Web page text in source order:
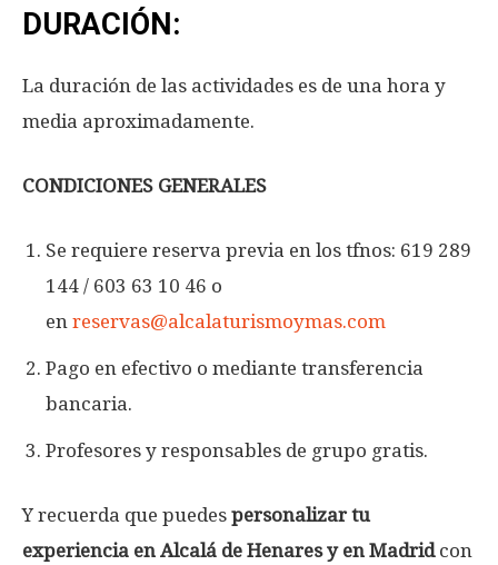
DURACIÓN:
La duración de las actividades es de una hora y
media aproximadamente.
CONDICIONES GENERALES
Se requiere reserva previa en los tfnos: 619 289
144 / 603 63 10 46 o
en reservas@alcalaturismoymas.com
Pago en efectivo o mediante transferencia
bancaria.
Profesores y responsables de grupo gratis.
Y recuerda que puedes personalizar tu
experiencia en Alcalá de Henares y en Madridcon